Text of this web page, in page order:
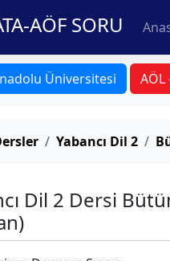
AÖF SORU
Üniversitesi AÖL
Yabancı Dil 2
Dil 2 Dersi